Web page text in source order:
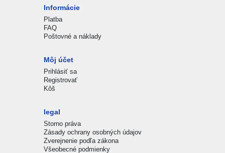
Informácie
Platba
FAQ
Poštovné a náklady
Môj účet
Prihlásiť sa
Registrovať
Kôš
legal
Storno práva
Zásady ochrany osobných údajov
Zverejnenie podľa zákona
Všeobecné podmienky